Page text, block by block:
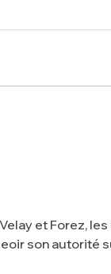
et Forez,
son autorité